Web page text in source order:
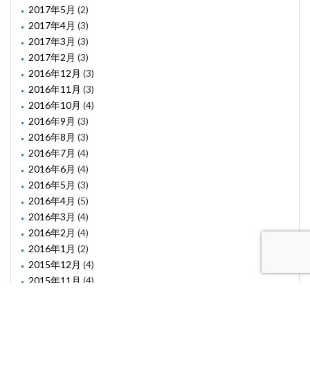
2017年5月 (2)
2017年4月 (3)
2017年3月 (3)
2017年2月 (3)
2016年12月 (3)
2016年11月 (3)
2016年10月 (4)
2016年9月 (3)
2016年8月 (3)
2016年7月 (4)
2016年6月 (4)
2016年5月 (3)
2016年4月 (5)
2016年3月 (4)
2016年2月 (4)
2016年1月 (2)
2015年12月 (4)
2015年11月 (4)